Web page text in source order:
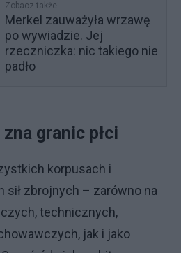
Zobacz także
Merkel zauważyła wrzawę
po wywiadzie. Jej
rzeczniczka: nic takiego nie
padło
granic płci
korpusach i
zbrojnych – zarówno na
technicznych,
jak i jako